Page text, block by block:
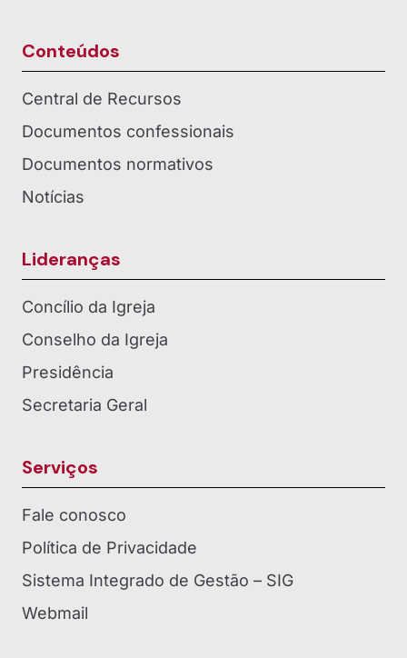
Conteúdos
Central de Recursos
Documentos confessionais
Documentos normativos
Notícias
Lideranças
Concílio da Igreja
Conselho da Igreja
Presidência
Secretaria Geral
Serviços
Fale conosco
Política de Privacidade
Sistema Integrado de Gestão – SIG
Webmail